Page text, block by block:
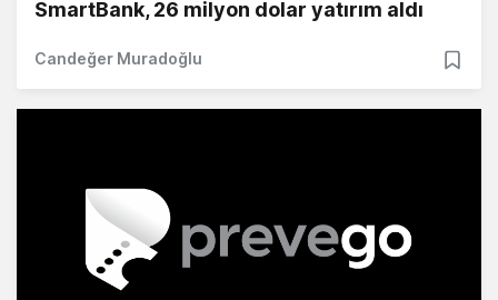
SmartBank, 26 milyon dolar yatırım aldı
Candeğer Muradoğlu